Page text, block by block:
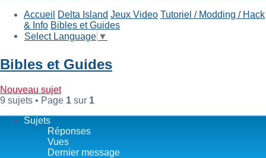
Accueil
Delta Island Jeux Video Tutoriel / Modding / Hack
& Info Bibles et Guides
Select Language ▼
Bibles et Guides
Nouveau sujet
9 sujets • Page 1 sur 1
Sujets
Réponses
Vues
Dernier message